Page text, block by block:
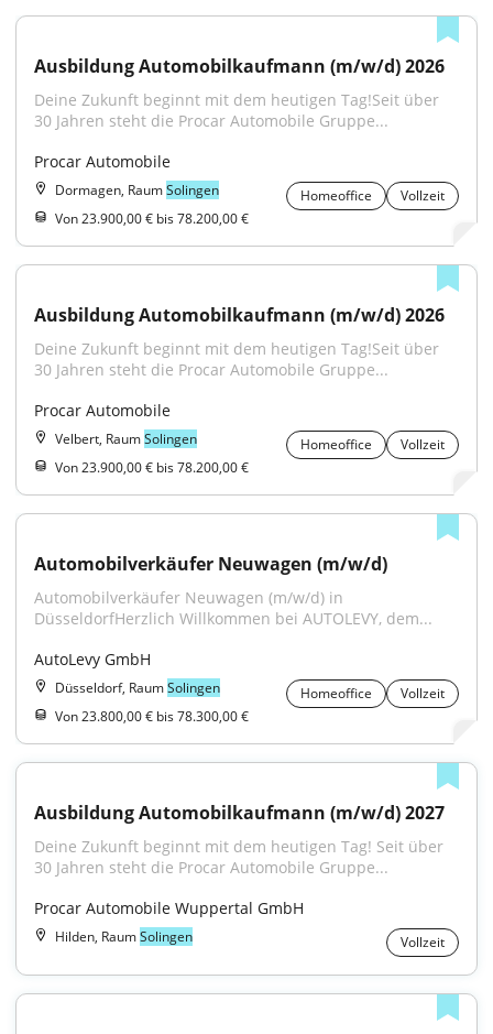
Ausbildung Automobilkaufmann (m/w/d) 2026
Deine Zukunft beginnt mit dem heutigen Tag!Seit über
30 Jahren steht die Procar Automobile Gruppe...
Procar Automobile
Dormagen, RaumSolingen Homeoffice
Vollzeit
Von 23.900,00 € bis 78.200,00 €
Ausbildung Automobilkaufmann (m/w/d) 2026
Deine Zukunft beginnt mit dem heutigen Tag!Seit über
30 Jahren steht die Procar Automobile Gruppe...
Procar Automobile
Velbert, RaumSolingen Homeoffice
Vollzeit
Von 23.900,00 € bis 78.200,00 €
Automobilverkäufer Neuwagen (m/w/d)
Automobilverkäufer Neuwagen (m/w/d) in
DüsseldorfHerzlich Willkommen bei AUTOLEVY, dem...
AutoLevy GmbH
Düsseldorf, RaumSolingen Homeoffice
Vollzeit
Von 23.800,00 € bis 78.300,00 €
Ausbildung Automobilkaufmann (m/w/d) 2027
Deine Zukunft beginnt mit dem heutigen Tag! Seit über
30 Jahren steht die Procar Automobile Gruppe...
Procar Automobile Wuppertal GmbH
Hilden, RaumSolingen Vollzeit